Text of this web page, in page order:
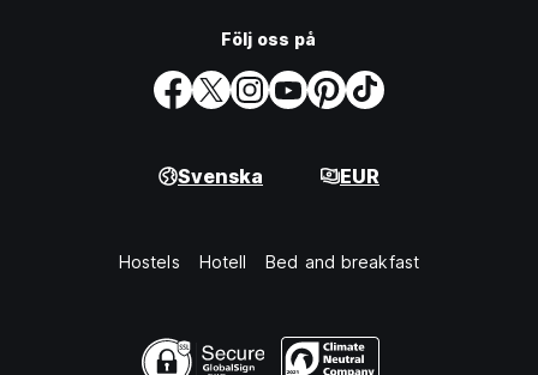
Följ oss på
Svenska EUR
Hostels Hotell Bed and breakfast